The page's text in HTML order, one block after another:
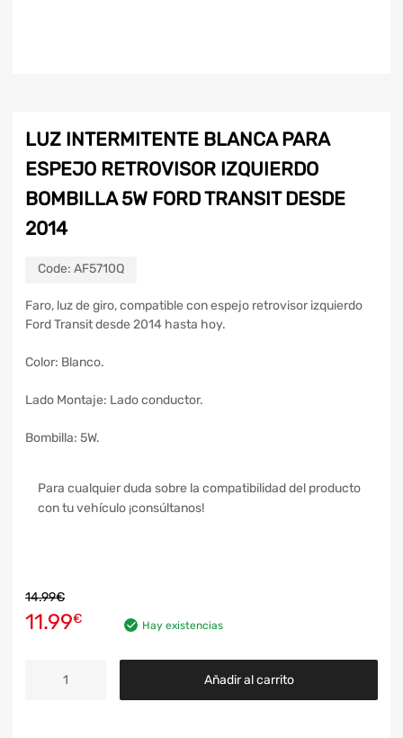
LUZ INTERMITENTE BLANCA PARA
ESPEJO RETROVISOR IZQUIERDO
BOMBILLA 5W FORD TRANSIT DESDE
2014
Code: AF5710Q
Faro, luz de giro, compatible con espejo retrovisor izquierdo
Ford Transit desde 2014 hasta hoy.
Color: Blanco.
Lado Montaje: Lado conductor.
Bombilla: 5W.
Para cualquier duda sobre la compatibilidad del producto
con tu vehículo ¡consúltanos!
14.99€
11.99€ Hay existencias
Añadir al carrito